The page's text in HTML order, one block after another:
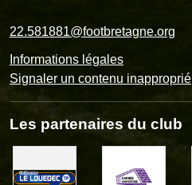
22.581881@footbretagne.org
Informations légales
Signaler un contenu inapproprié
Les partenaires du club